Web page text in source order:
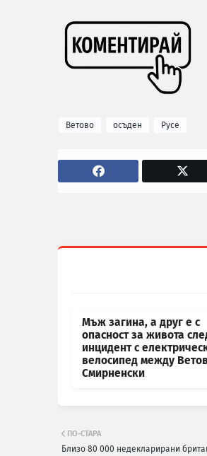
Ветово осъден Русе
Мъж загина, а друг е с
опасност за живота
инцидент с
велосипед между
Смирненски
ПО-СТАРА
Близо 80 000 недекларирани